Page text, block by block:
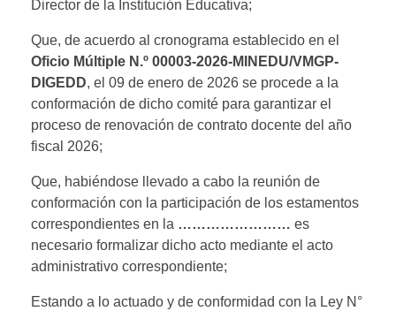
Director de la Institución Educativa;
Que, de acuerdo al cronograma establecido en el
Oficio Múltiple N.º 00003-2026-MINEDU/VMGP-
DIGEDD, el 09 de enero de 2026 se procede a la
conformación de dicho comité para garantizar el
proceso de renovación de contrato docente del año
fiscal 2026;
Que, habiéndose llevado a cabo la reunión de
conformación con la participación de los estamentos
correspondientes en la …………………… es
necesario formalizar dicho acto mediante el acto
administrativo correspondiente;
Estando a lo actuado y de conformidad con la Ley N°